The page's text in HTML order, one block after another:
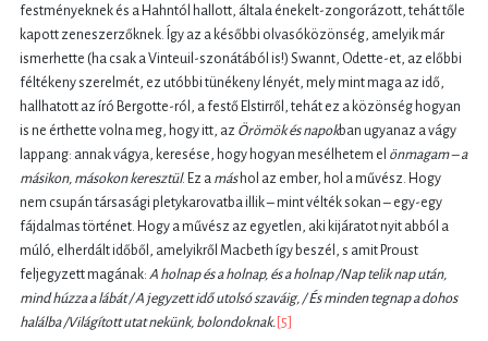
festményeknek és a Hahntól hallott, általa énekelt-zongorázott, tehát tőle
kapott zeneszerzőknek. Így az a későbbi olvasóközönség, amelyik már
ismerhette (ha csak a Vinteuil-szonátából is!) Swannt, Odette-et, az előbbi
féltékeny szerelmét, ez utóbbi tünékeny lényét, mely mint maga az idő,
hallhatott az író Bergotte-ról, a festő Elstirről, tehát ez a közönség hogyan
is ne érthette volna meg, hogy itt, az Örömök és napokban ugyanaz a vágy
lappang: annak vágya, keresése, hogy hogyan mesélhetem el önmagam– a
másikon, másokon keresztül. Ez a máshol az ember, hol a művész. Hogy
nem csupán társasági pletykarovatba illik – mint vélték sokan – egy-egy
fájdalmas történet. Hogy a művész az egyetlen, aki kijáratot nyit abból a
múló, elherdált időből, amelyikről Macbeth így beszél, s amit Proust
feljegyzett magának: A holnap és a holnap, és a holnap /Nap telik nap után,
mind húzza a lábát / A jegyzett idő utolsó szaváig, / És minden tegnap a dohos
halálba /Világított utat nekünk, bolondoknak. [5]